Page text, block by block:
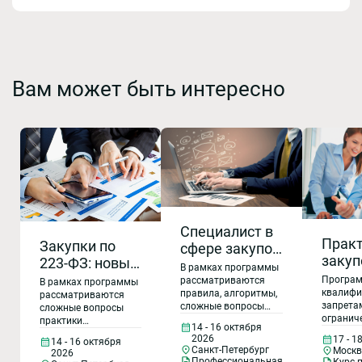
Вам может быть интересно
Закупки по
223-ФЗ: новые
требования и
практические
вопросы
применения
223-ФЗ (24
В рамках программы
рассматриваются
сложные вопросы
практики
закупок по закону
223-ФЗ, новации в
14 - 16 октября
2026
Специалист в
сфере закупок
в
соответствии с
федеральным
законом №
223-ФЗ от 18
июля 2011 г.
В рамках программы
рассматриваются
правила, алгоритмы,
сложные вопросы
осуществления
закупок по закону
223-ФЗ, новации в
14 - 16 октября
2026
Санкт-Петербург
ФЗ-
у 17 -